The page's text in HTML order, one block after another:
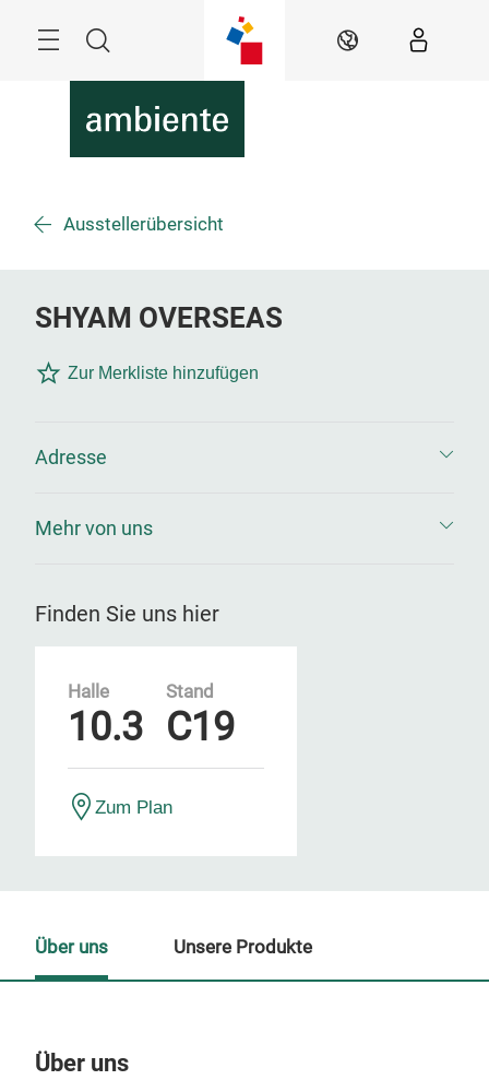
Suche DE
Ausstellerübersicht
SHYAM OVERSEAS
Zur Merkliste hinzufügen
Adresse
Mehr von uns
Finden Sie uns hier
Halle
10.3
Stand
C19
Zum Plan
Über uns
Über uns Unsere Produkte